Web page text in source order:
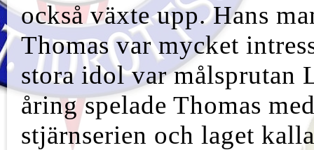
också växte upp. Hans
Thomas var mycket
stora idol var målsprutan
åring spelade Thomas
stjärnserien och laget